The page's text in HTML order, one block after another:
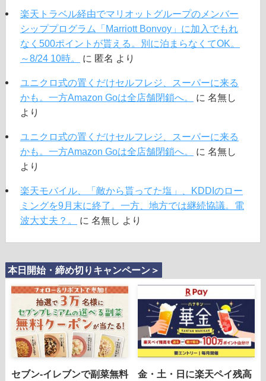
楽天トラベル経由でマリオットグループのメンバー
シッププログラム「Marriott Bonvoy」に加入でもれ
なく500ポイントが貰える。別に泊まらなくてOK。
～8/24 10時。
に 匿名 より
ユニクロ式の置くだけセルフレジ、スーパーに来る
かも。一方Amazon Goは全店舗閉鎖へ。
に 名無し
より
ユニクロ式の置くだけセルフレジ、スーパーに来る
かも。一方Amazon Goは全店舗閉鎖へ。
に 名無し
より
楽天モバイル、「敵から貰ってた塩」、KDDIのロー
ミングを9月末に終了。一方、地方では継続協議。電
波大丈夫？。
に 名無し より
本日開始・締め切りキャンペーン＞
セブン‐イレブンで副菜無料
金・土・日に楽天ペイ残高